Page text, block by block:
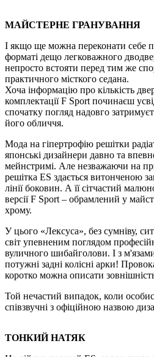
МАЙСТЕРНЕ ГРАНУВАННЯ
І якщо ще можна переконати себе
форматі дещо легковажного
непросто встояти перед тим же
практичного місткого седана.
Хоча інформацію про кількість
комплектації F Sport починаєш
спочатку погляд надовго
його обличчя.
Мода на гіпертрофію решітки
японські дизайнери давно та
мейнстримі. Але незважаючи на
решітка ES здається витонченою
лінії боковин. А її сітчастий
версії F Sport – обрамлений у
хрому.
У цього «Лексуса», без сумніву,
світ упевненим поглядом
вуличного шибайголови. І з
потужні задні колісні арки!
коротко можна описати
Той нечастий випадок, коли
співзвучні з офіційною назвою
ТОНКИЙ НАТЯК